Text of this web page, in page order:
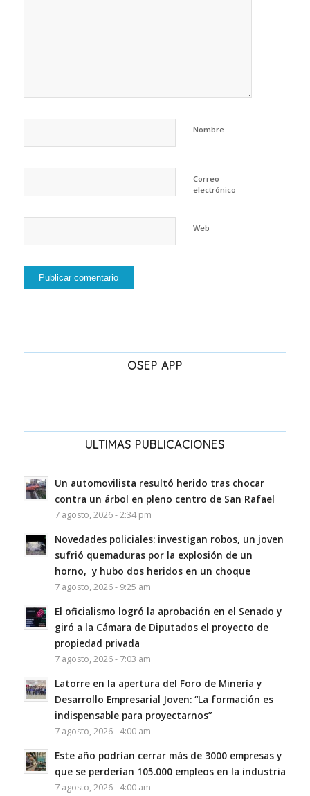
Nombre
Correo
electrónico
Web
OSEP APP
ULTIMAS PUBLICACIONES
Un automovilista resultó herido tras chocar
contra un árbol en pleno centro de San Rafael
7 agosto, 2026 - 2:34 pm
Novedades policiales: investigan robos, un joven
sufrió quemaduras por la explosión de un
horno, y hubo dos heridos en un choque
7 agosto, 2026 - 9:25 am
El oficialismo logró la aprobación en el Senado y
giró a la Cámara de Diputados el proyecto de
propiedad privada
7 agosto, 2026 - 7:03 am
Latorre en la apertura del Foro de Minería y
Desarrollo Empresarial Joven: “La formación es
indispensable para proyectarnos”
7 agosto, 2026 - 4:00 am
Este año podrían cerrar más de 3000 empresas y
que se perderían 105.000 empleos en la industria
7 agosto, 2026 - 4:00 am